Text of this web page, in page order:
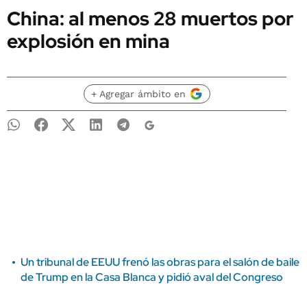
China: al menos 28 muertos por
explosión en mina
+ Agregar ámbito en
Un tribunal de EEUU frenó las obras para el salón de baile
de Trump en la Casa Blanca y pidió aval del Congreso